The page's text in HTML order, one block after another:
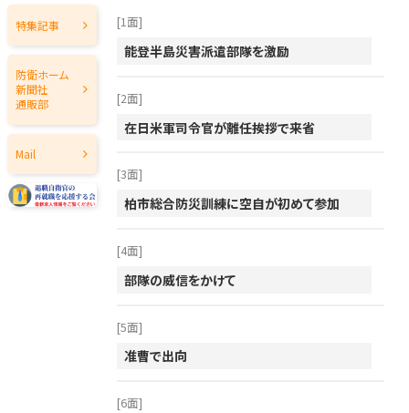
4月1日
3月15日
3月1日
2月15日
2月1日
1月15日
2022年
2020年
2019年
2018年
2016年
特集記事
防衛ホーム
新聞社
通販部
Mail
[1面]
能登半島災害派遣部隊を激励
[2面]
在日米軍司令官が離任挨拶で来省
[3面]
柏市総合防災訓練に空自が初めて参加
[4面]
部隊の威信をかけて
[5面]
准曹で出向
[6面]